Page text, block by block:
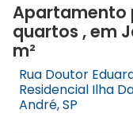
Apartamento
quartos , em
m²
Rua Doutor
Residencial Ilha
André, SP